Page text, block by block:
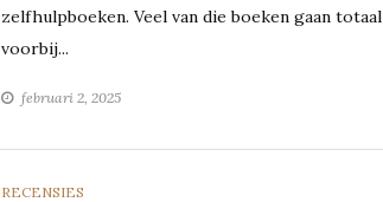
zelfhulpboeken. Veel van die boeken gaan totaal
voorbij...
februari 2, 2025
CATEGORIES
RECENSIES